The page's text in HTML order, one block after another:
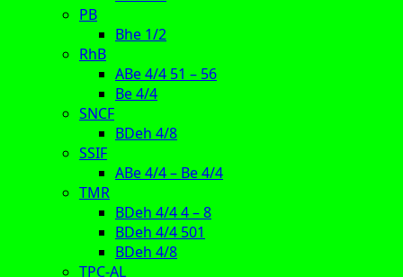
PB
Bhe 1/2
RhB
ABe 4/4 51 – 56
Be 4/4
SNCF
BDeh 4/8
SSIF
ABe 4/4 – Be 4/4
TMR
BDeh 4/4 4 – 8
BDeh 4/4 501
BDeh 4/8
TPC-AL